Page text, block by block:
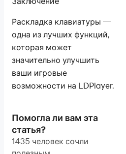
Раскладка клавиатуры —
одна из лучших функций,
которая может
значительно улучшить
ваши игровые
возможности на LDPlayer.
Помогла ли вам эта
статья?
1435 человек сочли